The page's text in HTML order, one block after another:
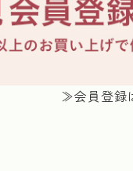
≫会員登録